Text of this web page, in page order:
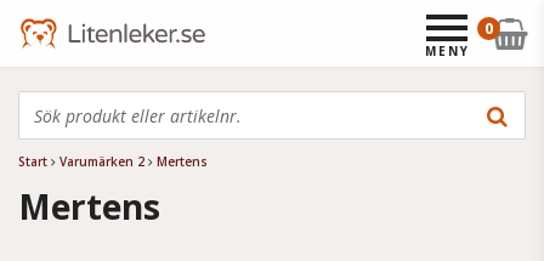
Start Varumärken 2 Mertens
Mertens
0
MENY